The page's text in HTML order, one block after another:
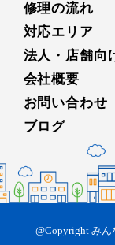
修理の流れ
対応エリア
法人・店舗向
会社概要
お問い合わせ
ブログ
@Copyright みん